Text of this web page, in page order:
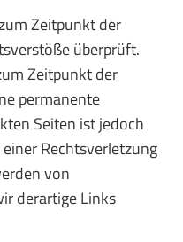
Zeitpunkt der
überprüft.
Zeitpunkt der
permanente
Seiten ist jedoch
Rechtsverletzung
von
derartige Links